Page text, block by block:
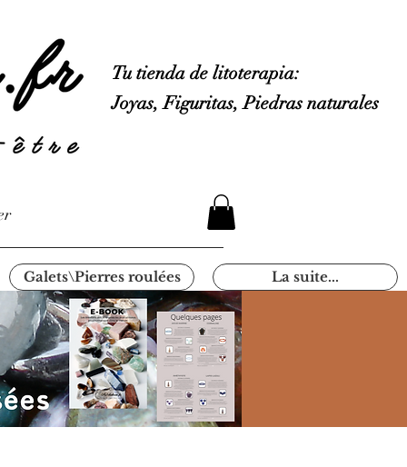
Tu tienda de litoterapia:
Joyas, Figuritas, Piedras naturales
Galets\Pierres roulées La suite...